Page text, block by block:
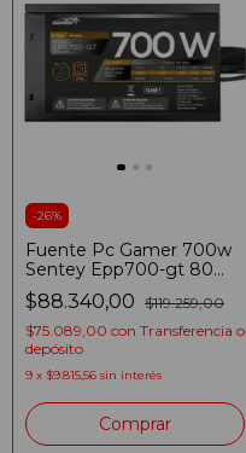
-26%
Fuente Pc Gamer 700w
Sentey Epp700-gt 80
Plus Bronze Atx 2.3
Negro
$88.340,00 $119.259,00
$75.089,00 con Transferencia o
depósito
9 x $9.815,56 sin interés